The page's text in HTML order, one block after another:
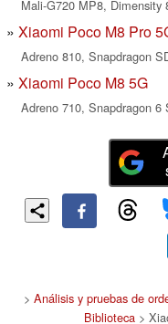
Mali-G720 MP8, Dimensity
Xiaomi Poco M8 Pro
Adreno 810, Snapdragon
Xiaomi Poco M8 5G
Adreno 710, Snapdragon
> Análisis y pruebas de
Biblioteca>